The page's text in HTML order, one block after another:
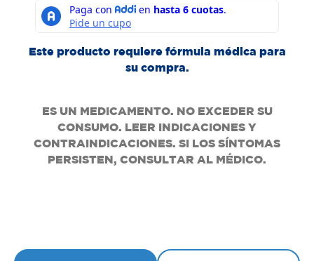
Este producto requiere fórmula médica para
su compra.
ES UN MEDICAMENTO. NO EXCEDER SU
CONSUMO. LEER INDICACIONES Y
CONTRAINDICACIONES. SI LOS SÍNTOMAS
PERSISTEN, CONSULTAR AL MÉDICO.